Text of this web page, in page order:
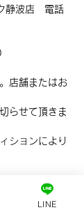
静波店　電話
店舗またはお
らせて頂きま
ションにより
お気軽にお問
LINE